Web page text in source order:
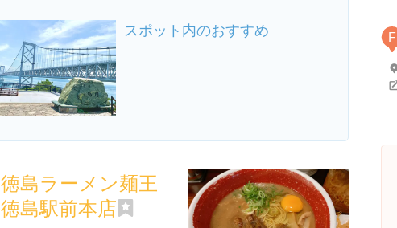
スポット内のおすすめ F
徳島ラーメン麺王
徳島駅前本店